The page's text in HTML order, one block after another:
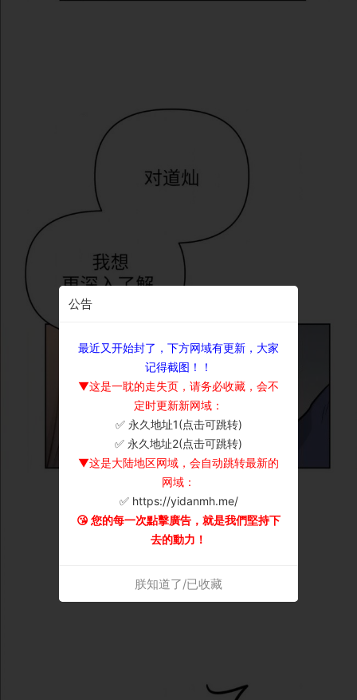
公告
最近又开始封了，下方网域有更新，大家
记得截图！！
▼这是一耽的走失页，请务必收藏，会不
定时更新新网域：
✅ 永久地址1(点击可跳转)
✅ 永久地址2(点击可跳转)
▼这是大陆地区网域，会自动跳转最新的
网域：
✅ https://yidanmh.me/
😘 您的每一次點擊廣告，就是我們堅持下
去的動力！
朕知道了/已收藏